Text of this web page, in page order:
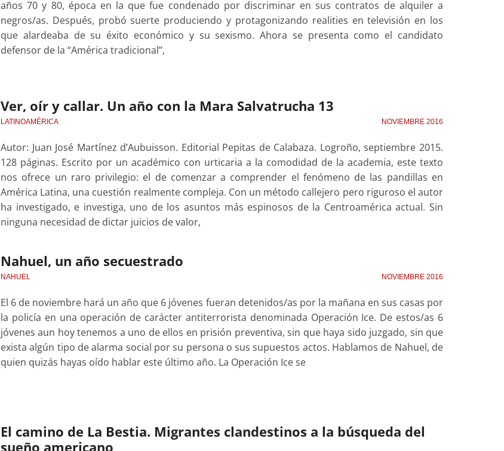
años 70 y 80, época en la que fue condenado por discriminar en sus contratos de alquiler a
negros/as. Después, probó suerte produciendo y protagonizando realities en televisión en los
que alardeaba de su éxito económico y su sexismo. Ahora se presenta como el candidato
defensor de la “América tradicional”,
Ver, oír y callar. Un año con la Mara Salvatrucha 13
LATINOAMÉRICA NOVIEMBRE 2016
Autor: Juan José Martínez d’Aubuisson. Editorial Pepitas de Calabaza. Logroño, septiembre 2015.
128 páginas. Escrito por un académico con urticaria a la comodidad de la academia, este texto
nos ofrece un raro privilegio: el de comenzar a comprender el fenómeno de las pandillas en
América Latina, una cuestión realmente compleja. Con un método callejero pero riguroso el autor
ha investigado, e investiga, uno de los asuntos más espinosos de la Centroamérica actual. Sin
ninguna necesidad de dictar juicios de valor,
Nahuel, un año secuestrado
NAHUEL NOVIEMBRE 2016
El 6 de noviembre hará un año que 6 jóvenes fueran detenidos/as por la mañana en sus casas por
la policía en una operación de carácter antiterrorista denominada Operación Ice. De estos/as 6
jóvenes aun hoy tenemos a uno de ellos en prisión preventiva, sin que haya sido juzgado, sin que
exista algún tipo de alarma social por su persona o sus supuestos actos. Hablamos de Nahuel, de
quien quizás hayas oído hablar este último año. La Operación Ice se
El camino de La Bestia. Migrantes clandestinos a la búsqueda del
sueño americano